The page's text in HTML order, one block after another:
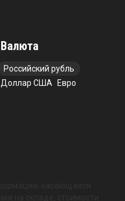
Валюта
Российский рубль
Доллар США
Евро